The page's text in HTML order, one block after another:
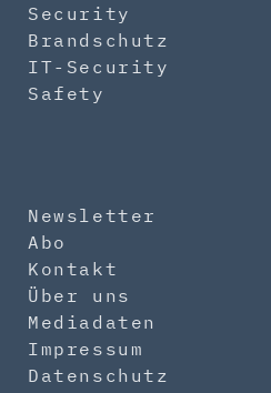
Security
Brandschutz
IT-Security
Safety
Newsletter
Abo
Kontakt
Über uns
Mediadaten
Impressum
Datenschutz